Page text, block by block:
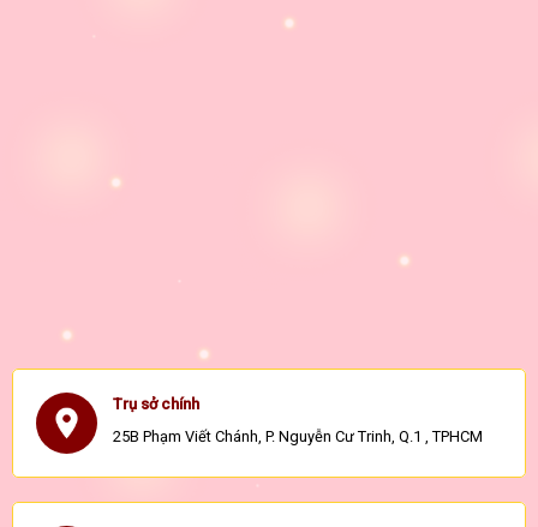
Trụ sở chính
25B Phạm Viết Chánh, P. Nguyễn Cư Trinh, Q.1 , TPHCM